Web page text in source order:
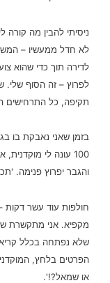
ניסיתי להבין מה
לא חדל ממעשיו –
לדירה תוך כדי שהוא
לפרוץ – זה הסוף שלי.
תקיפה, כל התרחישים
בזמן שאני נאבקת בו
100 עונה לי
והגבר יפרוץ פנימה.
חולפות עוד עשר
מקפיא. אני מתקשרת
שלא נפתחה בכלל
הפרטים בלחץ,
או שמאל?!'.